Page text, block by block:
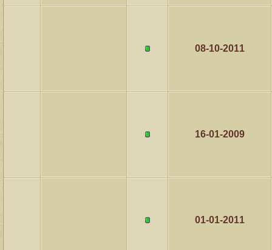
08-10-2011
16-01-2009
01-01-2011